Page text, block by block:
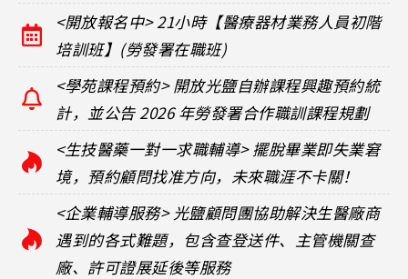
<開放報名中> 21小時【醫療器材業務人員初階
培訓班】(勞發署在職班)
<學苑課程預約> 開放光鹽自辦課程興趣預約統
計，並公告 2026 年勞發署合作職訓課程規劃
<生技醫藥一對一求職輔導> 擺脫畢業即失業窘
境，預約顧問找准方向，未來職涯不卡關！
<企業輔導服務> 光鹽顧問團協助解決生醫廠商
遇到的各式難題，包含查登送件、主管機關查
廠、許可證展延後等服務